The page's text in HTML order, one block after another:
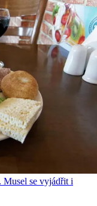
Musel se vyjádřit i